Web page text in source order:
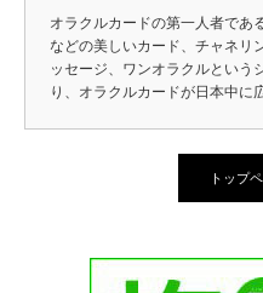
オラクルカードの第一人者であ
などの美しいカード、チャネリ
ッセージ、ワンオラクルという
り、オラクルカードが日本中に
トップ